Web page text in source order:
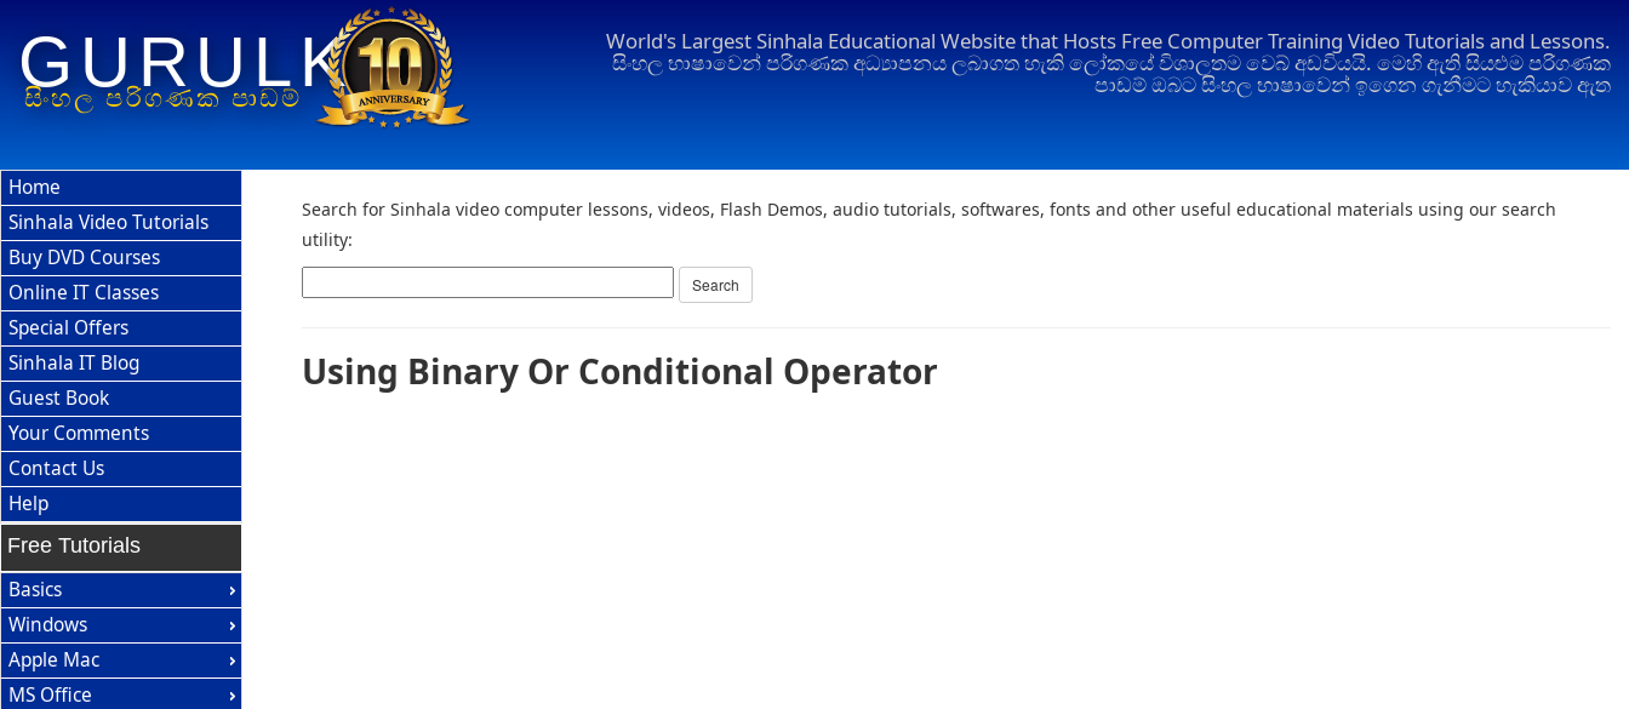
GURULK
සිංහල පරිගණක පාඩම්
World's Largest Sinhala Educational Website that Hosts Free Computer Training Video Tutorials and Lessons.
සිංහල භාෂාවෙන් පරිගණක අධ්‍යාපනය ලබාගත හැකි ලෝකයේ විශාලතම වෙබ් අඩවියයි. මෙහි ඇති සියළුම පරිගණක
පාඩම් ඔබට සිංහල භාෂාවෙන් ඉගෙන ගැනීමට හැකියාව ඇත
Search for Sinhala video computer lessons, videos, Flash Demos, audio tutorials, softwares, fonts and other useful educational materials using our search
utility:
Using Binary Or Conditional Operator
Home
Sinhala Video Tutorials
Buy DVD Courses
Online IT Classes
Special Offers
Sinhala IT Blog
Guest Book
Your Comments
Contact Us
Help
Free Tutorials
Basics
Windows
Apple Mac
MS Office